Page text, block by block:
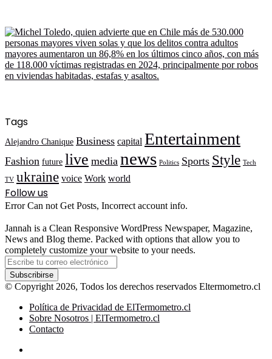
Tags
Alejandro Chanique Business capital Entertainment
Fashion future live media news Politics Sports Style Tech
TV ukraine voice Work world
Follow us
Error Can not Get Posts, Incorrect account info.
Jannah is a Clean Responsive WordPress Newspaper, Magazine,
News and Blog theme. Packed with options that allow you to
completely customize your website to your needs.
Escribe
tu
correo
electrónico
© Copyright 2026, Todos los derechos reservados Eltermometro.cl
Política de Privacidad de ElTermometro.cl
Sobre Nosotros | ElTermometro.cl
Contacto